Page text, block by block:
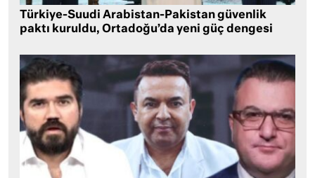
Türkiye-Suudi Arabistan-Pakistan güvenlik
paktı kuruldu, Ortadoğu’da yeni güç dengesi